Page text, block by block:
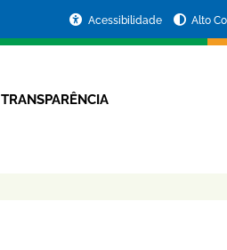
Acessibilidade Alto
TRANSPARÊNCIA